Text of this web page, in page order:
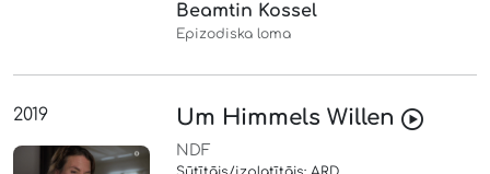
Beamtin Kossel
Epizodiska loma
2019 Um Himmels Willen
NDF